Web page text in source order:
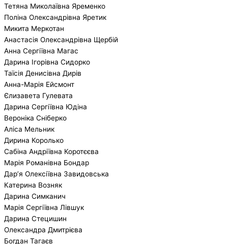
Тетяна Миколаївна Яременко
Поліна Олександрівна Яретик
Микита Меркотан
Анастасія Олександрівна Щербій
Анна Сергіївна Магас
Дарина Ігорівна Сидорко
Таїсія Денисівна Дирів
Анна-Марія Ейсмонт
Єлизавета Гулевата
Дарина Сергіївна Юдіна
Вероніка Сніберко
Аліса Мельник
Дирина Королько
Сабіна Андріївна Коротєєва
Марія Романівна Бондар
Дар’я Олексіївна Завидовська
Катерина Возняк
Дарина Симканич
Марія Сергіївна Лівшук
Дарина Стецишин
Олександра Дмитрієва
Богдан Тагаєв